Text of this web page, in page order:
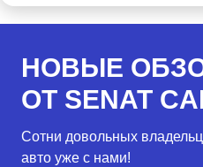
НОВЫЕ
ОТ SENAT
Сотни довольных
авто уже с нами!